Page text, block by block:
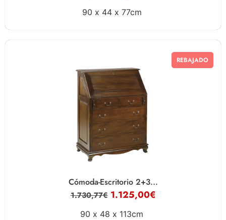
90 x 44 x 77cm
REBAJADO
Cómoda-Escritorio 2+3...
1.730,77€ 1.125,00€
90 x 48 x 113cm